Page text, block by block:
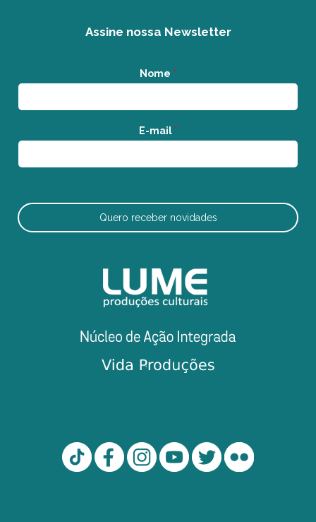
Assine nossa Newsletter
Nome *
E-mail *
Quero receber novidades